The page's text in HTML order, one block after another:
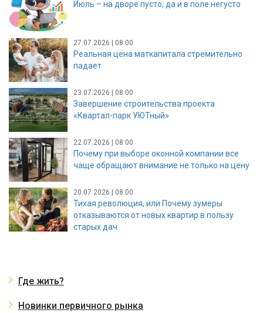
Июль – на дворе пусто, да и в поле негусто
27.07.2026 | 08:00
Реальная цена маткапитала стремительно
падает
23.07.2026 | 08:00
Завершение строительства проекта
«Квартал-парк УЮТный»
22.07.2026 | 08:00
Почему при выборе оконной компании все
чаще обращают внимание не только на цену
20.07.2026 | 08:00
Тихая революция, или Почему зумеры
отказываются от новых квартир в пользу
старых дач
Где жить?
Новинки первичного рынка